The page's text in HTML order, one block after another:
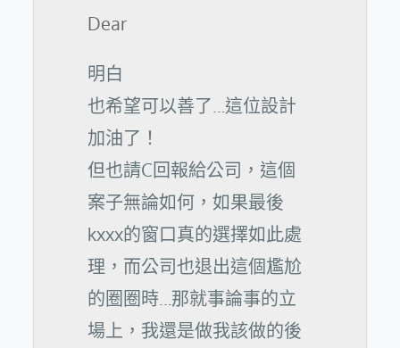
Dear
明白
也希望可以善了…這位設計
加油了！
但也請C回報給公司，這個
案子無論如何，如果最後
kxxx的窗口真的選擇如此處
理，而公司也退出這個尷尬
的圈圈時…那就事論事的立
場上，我還是做我該做的後